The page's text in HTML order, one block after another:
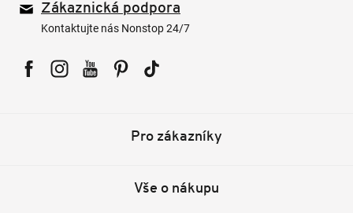
Zákaznická podpora
Kontaktujte nás Nonstop 24/7
Pro zákazníky
Vše o nákupu